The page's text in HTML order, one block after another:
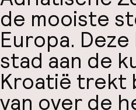
de mooiste
Europa.
stad aan de
Kroatië trekt
van over de